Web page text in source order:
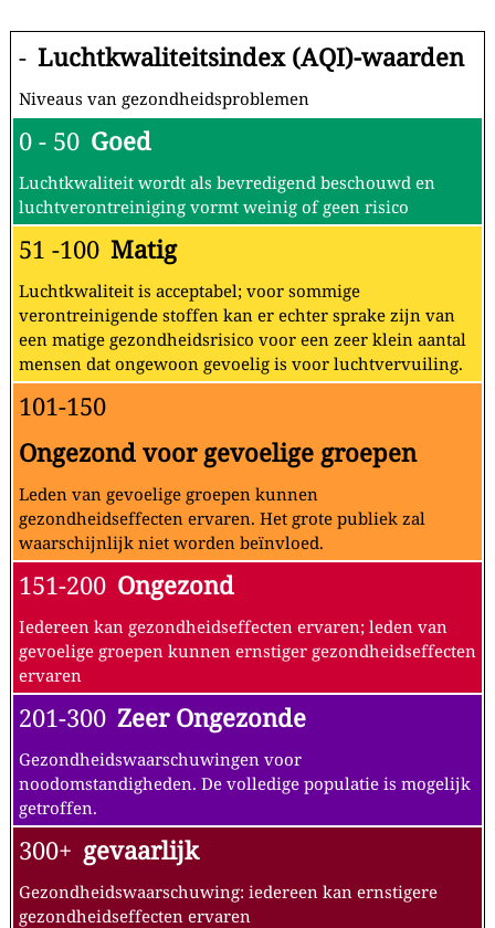
- Luchtkwaliteitsindex (AQI)-waarden
Niveaus van gezondheidsproblemen
0 - 50 Goed
Luchtkwaliteit wordt als bevredigend beschouwd en
luchtverontreiniging vormt weinig of geen risico
51 -100 Matig
Luchtkwaliteit is acceptabel; voor sommige
verontreinigende stoffen kan er echter sprake zijn van
een matige gezondheidsrisico voor een zeer klein aantal
mensen dat ongewoon gevoelig is voor luchtvervuiling.
101-150
Ongezond voor gevoelige groepen
Leden van gevoelige groepen kunnen
gezondheidseffecten ervaren. Het grote publiek zal
waarschijnlijk niet worden beïnvloed.
151-200 Ongezond
Iedereen kan gezondheidseffecten ervaren; leden van
gevoelige groepen kunnen ernstiger gezondheidseffecten
ervaren
201-300 Zeer Ongezonde
Gezondheidswaarschuwingen voor
noodomstandigheden. De volledige populatie is mogelijk
getroffen.
300+ gevaarlijk
Gezondheidswaarschuwing: iedereen kan ernstigere
gezondheidseffecten ervaren